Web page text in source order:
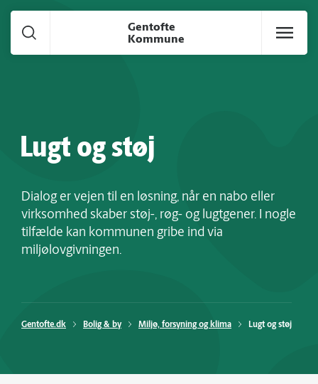
Gentofte
Kommune
Lugt og støj
Dialog er vejen til en løsning, når en nabo eller
virksomhed skaber støj-, røg- og lugtgener. I nogle
tilfælde kan kommunen gribe ind via
miljølovgivningen.
Gentofte.dk Bolig & by Miljø, forsyning og klima Lugt og støj